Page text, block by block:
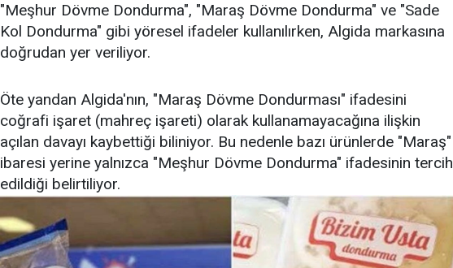
"Meşhur Dövme Dondurma", "Maraş Dövme Dondurma" ve "Sade
Kol Dondurma" gibi yöresel ifadeler kullanılırken, Algida markasına
doğrudan yer veriliyor.
Öte yandan Algida'nın, "Maraş Dövme Dondurması" ifadesini
coğrafi işaret (mahreç işareti) olarak kullanamayacağına ilişkin
açılan davayı kaybettiği biliniyor. Bu nedenle bazı ürünlerde "Maraş"
ibaresi yerine yalnızca "Meşhur Dövme Dondurma" ifadesinin tercih
edildiği belirtiliyor.